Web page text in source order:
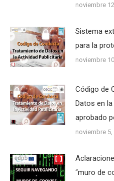
noviembre
Sistema
para la
noviembre
Código de
Datos en
aprobado
noviembre 5,
“muro de